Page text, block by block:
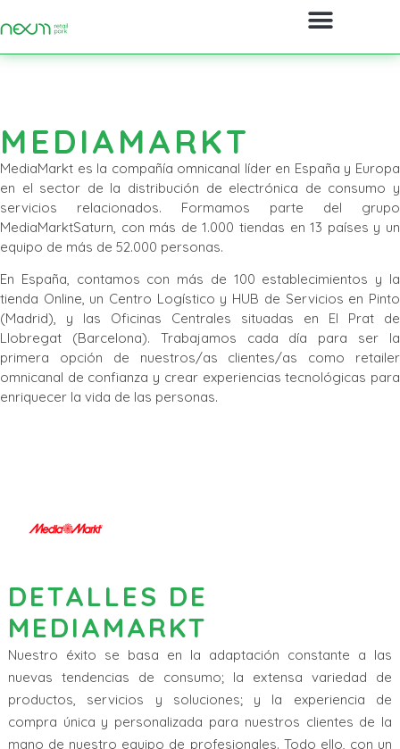
MEDIAMARKT
MediaMarkt es la compañía omnicanal líder en España y Europa
en el sector de la distribución de electrónica de consumo y
servicios relacionados. Formamos parte del grupo
MediaMarktSaturn, con más de 1.000 tiendas en 13 países y un
equipo de más de 52.000 personas.
En España, contamos con más de 100 establecimientos y la
tienda Online, un Centro Logístico y HUB de Servicios en Pinto
(Madrid), y las Oficinas Centrales situadas en El Prat de
Llobregat (Barcelona). Trabajamos cada día para ser la
primera opción de nuestros/as clientes/as como retailer
omnicanal de confianza y crear experiencias tecnológicas para
enriquecer la vida de las personas.
DETALLES DE
MEDIAMARKT
Nuestro éxito se basa en la adaptación constante a las
nuevas tendencias de consumo; la extensa variedad de
productos, servicios y soluciones; y la experiencia de
compra única y personalizada para nuestros clientes de la
mano de nuestro equipo de profesionales. Todo ello, con un